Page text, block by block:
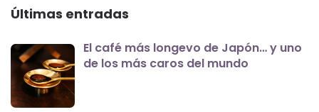
Últimas entradas
El café más longevo de Japón… y uno
de los más caros del mundo